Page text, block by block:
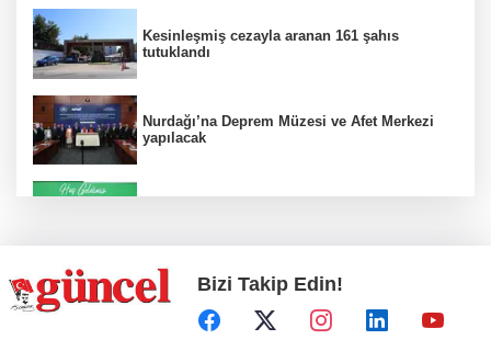
Kesinleşmiş cezayla aranan 161 şahıs
tutuklandı
Nurdağı’na Deprem Müzesi ve Afet Merkezi
yapılacak
Koruma altındaki çocuklar sporla buluşuyor
Bizi Takip Edin!